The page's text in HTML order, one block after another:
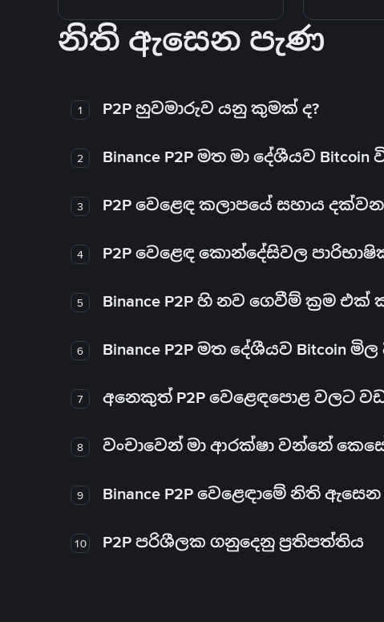
නිති ඇසෙන පැණ
1 P2P හුවමාරුව යනු කුමක් ද?
2 Binance P2P මත මා දේශීයව
3 P2P වෙළෙඳ කලාපයේ සහාය
4 P2P වෙළෙඳ කොන්දේසිවල
5 Binance P2P හි නව ගෙවීම් ක්‍රම
6 Binance P2P මත දේශීයව Bitcoin
7 අනෙකුත් P2P වෙළෙඳපොළ වලට
8 වංචාවෙන් මා ආරක්ෂා වන්නේ කෙසේ ද?
9 Binance P2P වෙළෙඳාමේ නිති
10 P2P පරිශීලක ගනුදෙනු ප්‍රතිපත්තිය